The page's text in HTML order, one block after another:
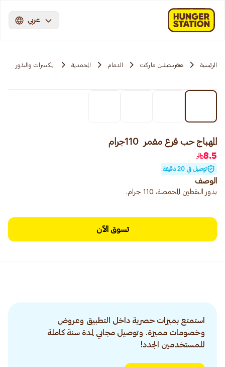
عربي
الرئيسية هنقرستيشن ماركت الدمام المحمدية المكسرات والبذور
المهباج حب قرع مقمر 110جرام
8.5
توصيل في 20 دقيقة
الوصف
بذور اليقطين المحمصة، 110 جرام.
تسوق الآن
استمتع بميزات حصرية داخل التطبيق وعروض
وخصومات مميزة. وتوصيل مجاني لمدة سنة كاملة
للمستخدمين الجدد!